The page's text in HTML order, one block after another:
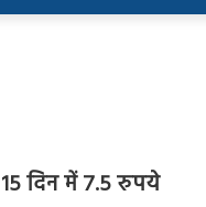
दिन में 7.5 रुपये